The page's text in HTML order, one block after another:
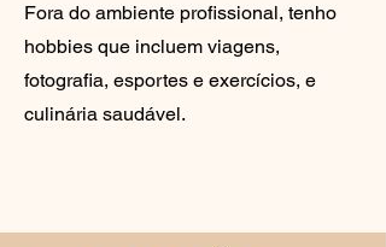
Fora do ambiente profissional, tenho
hobbies que incluem viagens,
fotografia, esportes e exercícios, e
culinária saudável.